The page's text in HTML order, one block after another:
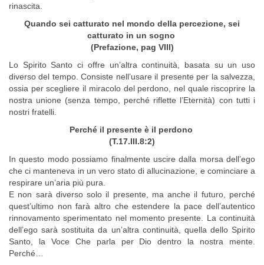
rinascita.
Quando sei catturato nel mondo della percezione, sei
catturato in un sogno
(Prefazione, pag VIII)
Lo Spirito Santo ci offre un’altra continuità, basata su un uso
diverso del tempo. Consiste nell’usare il presente per la salvezza,
ossia per scegliere il miracolo del perdono, nel quale riscoprire la
nostra unione (senza tempo, perché riflette l’Eternità) con tutti i
nostri fratelli.
Perché il presente è il perdono
(T.17.III.8:2)
In questo modo possiamo finalmente uscire dalla morsa dell’ego
che ci manteneva in un vero stato di allucinazione, e cominciare a
respirare un’aria più pura.
E non sarà diverso solo il presente, ma anche il futuro, perché
quest’ultimo non farà altro che estendere la pace dell’autentico
rinnovamento sperimentato nel momento presente. La continuità
dell’ego sarà sostituita da un’altra continuità, quella dello Spirito
Santo, la Voce Che parla per Dio dentro la nostra mente.
Perché…